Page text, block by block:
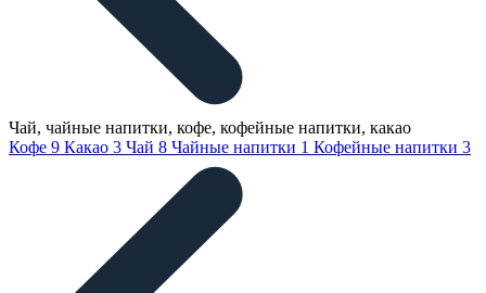
Чай, чайные напитки, кофе, кофейные напитки, какао
Кофе 9 Какао 3 Чай 8 Чайные напитки 1 Кофейные напитки 3